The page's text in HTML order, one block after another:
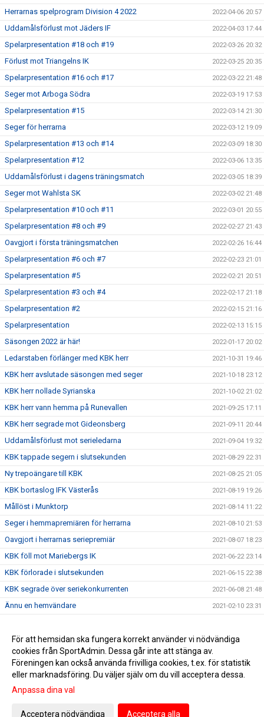
Herrarnas spelprogram Division 4 2022 2022-04-06 20:57
Uddamålsförlust mot Jäders IF 2022-04-03 17:44
Spelarpresentation #18 och #19 2022-03-26 20:32
Förlust mot Triangelns IK 2022-03-25 20:35
Spelarpresentation #16 och #17 2022-03-22 21:48
Seger mot Arboga Södra 2022-03-19 17:53
Spelarpresentation #15 2022-03-14 21:30
Seger för herrarna 2022-03-12 19:09
Spelarpresentation #13 och #14 2022-03-09 18:30
Spelarpresentation #12 2022-03-06 13:35
Uddamålsförlust i dagens träningsmatch 2022-03-05 18:39
Seger mot Wahlsta SK 2022-03-02 21:48
Spelarpresentation #10 och #11 2022-03-01 20:55
Spelarpresentation #8 och #9 2022-02-27 21:43
Oavgjort i första träningsmatchen 2022-02-26 16:44
Spelarpresentation #6 och #7 2022-02-23 21:01
Spelarpresentation #5 2022-02-21 20:51
Spelarpresentation #3 och #4 2022-02-17 21:18
Spelarpresentation #2 2022-02-15 21:16
Spelarpresentation 2022-02-13 15:15
Säsongen 2022 är här! 2022-01-17 20:02
Ledarstaben förlänger med KBK herr 2021-10-31 19:46
KBK herr avslutade säsongen med seger 2021-10-18 23:12
KBK herr nollade Syrianska 2021-10-02 21:02
KBK herr vann hemma på Runevallen 2021-09-25 17:11
KBK herr segrade mot Gideonsberg 2021-09-11 20:44
Uddamålsförlust mot serieledarna 2021-09-04 19:32
KBK tappade segern i slutsekunden 2021-08-29 22:31
Ny trepoängare till KBK 2021-08-25 21:05
KBK bortaslog IFK Västerås 2021-08-19 19:26
Mållöst i Munktorp 2021-08-14 11:22
Seger i hemmapremiären för herrarna 2021-08-10 21:53
Oavgjort i herrarnas seriepremiär 2021-08-07 18:23
KBK föll mot Mariebergs IK 2021-06-22 23:14
KBK förlorade i slutsekunden 2021-06-15 22:38
KBK segrade över seriekonkurrenten 2021-06-08 21:48
Ännu en hemvändare 2021-02-10 23:31
Nyförvärv #2 2020-12-08 20:02
Nyförvärv till seniorlaget! 2020-12-06 14:37
Gå till Webbversion
För att hemsidan ska fungera korrekt använder vi nödvändiga
cookies från SportAdmin. Dessa går inte att stänga av.
Föreningen kan också använda frivilliga cookies, t.ex. för statistik
eller marknadsföring. Du väljer själv om du vill acceptera dessa.
Anpassa dina val
Acceptera nödvändiga Acceptera alla